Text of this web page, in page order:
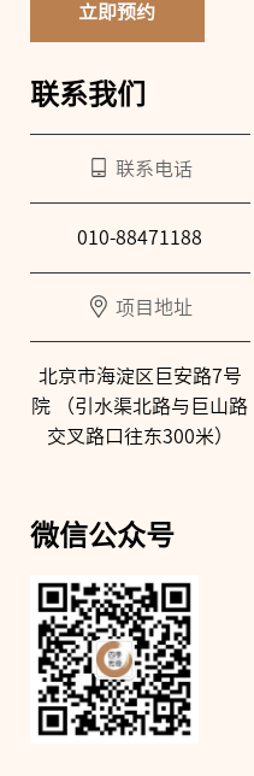
立即预约
联系我们
联系电话
010-88471188
项目地址
北京市海淀区巨安路7号
院 （引水渠北路与巨山路
交叉路口往东300米）
微信公众号